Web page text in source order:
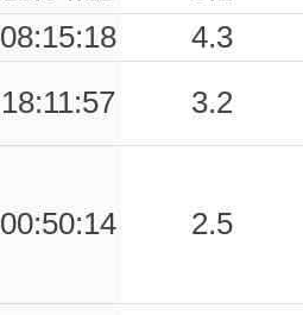
DCM
57
BBN
28
ASS
70
SRTN
67
4.3
3.2
2.5